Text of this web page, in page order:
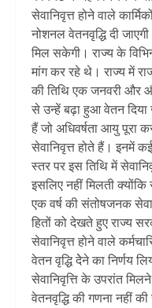
सेवानिवृत्त होने वाले
नोशनल वेतनवृद्धि दी
मिल सकेगी। राज्य के
मांग कर रहे थे। राज्य में
की तिथि एक जनवरी और
से उन्हें बढ़ा हुआ वेतन दिया
हैं जो अधिवर्षता आयु पूरा
सेवानिवृत्त होते हैं। इनमें
स्तर पर इस तिथि में
इसलिए नहीं मिलती क्योंकि
एक वर्ष की संतोषजनक
हितों को देखते हुए राज्य
सेवानिवृत्त होने वाले
वेतन वृद्धि देेने का निर्णय
सेवानिवृत्ति के उपरांत
वेतनवृद्धि की गणना नहीं की